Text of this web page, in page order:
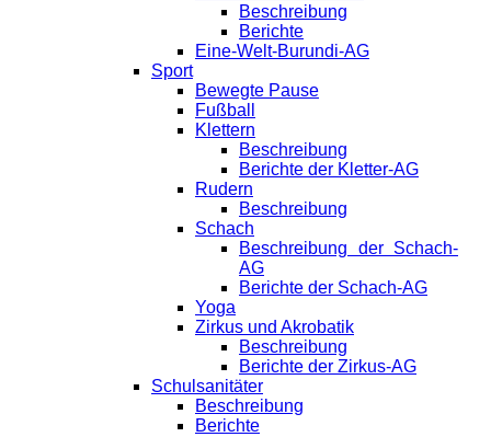
Beschreibung
Berichte
Eine-Welt-Burundi-AG
Sport
Bewegte Pause
Fußball
Klettern
Beschreibung
Berichte der Kletter-AG
Rudern
Beschreibung
Schach
Beschreibung der Schach-
AG
Berichte der Schach-AG
Yoga
Zirkus und Akrobatik
Beschreibung
Berichte der Zirkus-AG
Schulsanitäter
Beschreibung
Berichte